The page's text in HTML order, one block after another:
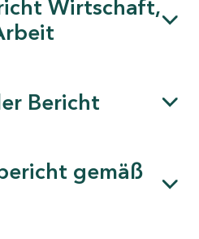
Wirtschaft,
Bericht
gemäß